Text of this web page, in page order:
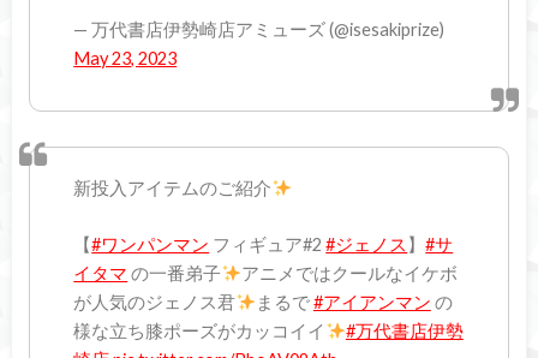
— 万代書店伊勢崎店アミューズ (@isesakiprize)
May 23, 2023
新投入アイテムのご紹介
【#ワンパンマン フィギュア#2#ジェノス 】#サ
イタマ の一番弟子
アニメではクールなイケボ
が人気のジェノス君
まるで#アイアンマン の
様な立ち膝ポーズがカッコイイ
#万代書店伊勢